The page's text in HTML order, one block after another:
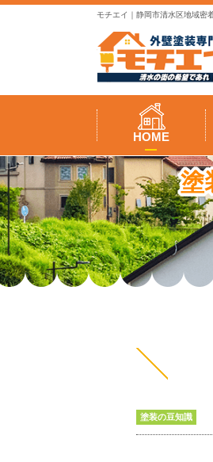
モチエイ｜静岡市清水区地域密
HOME
塗
塗装の豆知識